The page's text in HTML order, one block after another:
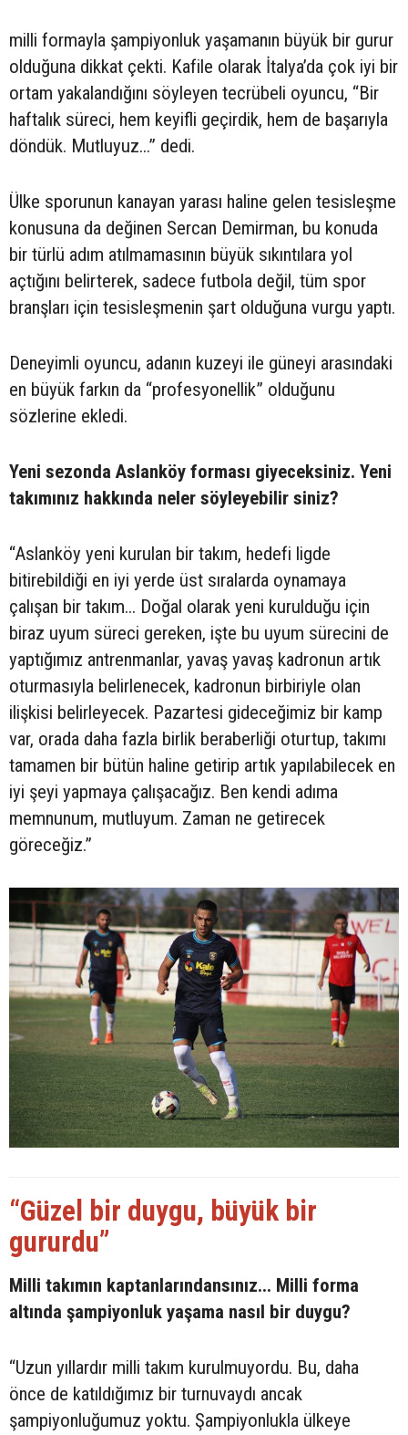
milli formayla şampiyonluk yaşamanın büyük bir gurur
olduğuna dikkat çekti. Kafile olarak İtalya’da çok iyi bir
ortam yakalandığını söyleyen tecrübeli oyuncu, “Bir
haftalık süreci, hem keyifli geçirdik, hem de başarıyla
döndük. Mutluyuz...” dedi.
Ülke sporunun kanayan yarası haline gelen tesisleşme
konusuna da değinen Sercan Demirman, bu konuda
bir türlü adım atılmamasının büyük sıkıntılara yol
açtığını belirterek, sadece futbola değil, tüm spor
branşları için tesisleşmenin şart olduğuna vurgu yaptı.
Deneyimli oyuncu, adanın kuzeyi ile güneyi arasındaki
en büyük farkın da “profesyonellik” olduğunu
sözlerine ekledi.
Yeni sezonda Aslanköy forması giyeceksiniz. Yeni
takımınız hakkında neler söyleyebilir siniz?
“Aslanköy yeni kurulan bir takım, hedefi ligde
bitirebildiği en iyi yerde üst sıralarda oynamaya
çalışan bir takım... Doğal olarak yeni kurulduğu için
biraz uyum süreci gereken, işte bu uyum sürecini de
yaptığımız antrenmanlar, yavaş yavaş kadronun artık
oturmasıyla belirlenecek, kadronun birbiriyle olan
ilişkisi belirleyecek. Pazartesi gideceğimiz bir kamp
var, orada daha fazla birlik beraberliği oturtup, takımı
tamamen bir bütün haline getirip artık yapılabilecek en
iyi şeyi yapmaya çalışacağız. Ben kendi adıma
memnunum, mutluyum. Zaman ne getirecek
göreceğiz.”
“Güzel bir duygu, büyük bir
gururdu”
Milli takımın kaptanlarındansınız... Milli forma
altında şampiyonluk yaşama nasıl bir duygu?
“Uzun yıllardır milli takım kurulmuyordu. Bu, daha
önce de katıldığımız bir turnuvaydı ancak
şampiyonluğumuz yoktu. Şampiyonlukla ülkeye